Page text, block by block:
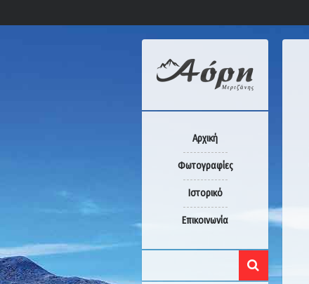
Αρχική
Φωτογραφίες
Ιστορικό
Επικοινωνία